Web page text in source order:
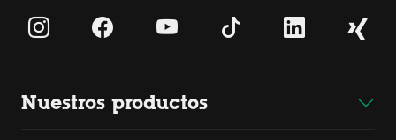
Nuestros productos